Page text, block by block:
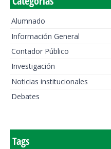
Alumnado
Información General
Contador Público
Investigación
Noticias institucionales
Debates
Tags